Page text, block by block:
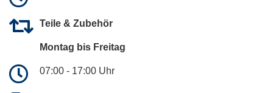
Teile & Zubehör
Montag bis Freitag
07:00 - 17:00 Uhr